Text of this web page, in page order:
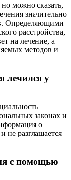
но можно сказать,
значительно
Определяющими
расстройства,
на лечение, а
методов и
лечился у
законах и
о
не разглашается
с помощью